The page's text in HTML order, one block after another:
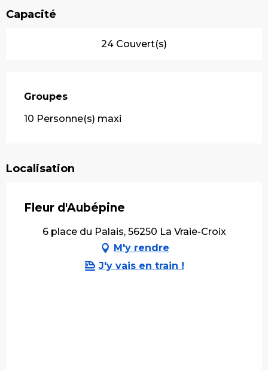
Capacité
24 Couvert(s)
Groupes
Groupes
10 Personne(s) maxi
Localisation
Fleur d'Aubépine
6 place du Palais, 56250 La Vraie-Croix
M'y rendre
J'y vais en train !